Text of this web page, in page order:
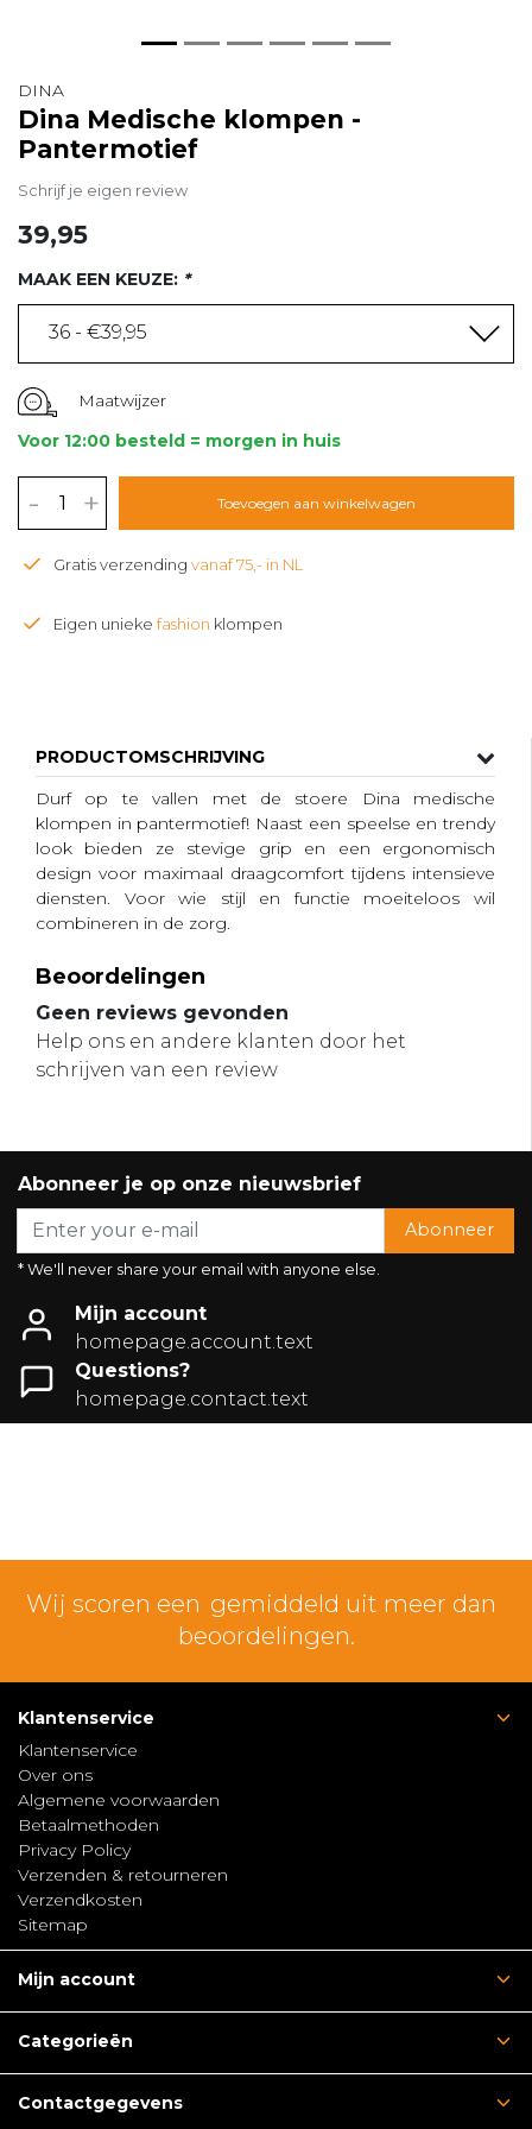
PRODUCTOMSCHRIJVING
Durf op te vallen met de stoere Dina medische
klompen in pantermotief! Naast een speelse en trendy
look bieden ze stevige grip en een ergonomisch
design voor maximaal draagcomfort tijdens intensieve
diensten. Voor wie stijl en functie moeiteloos wil
combineren in de zorg.
Beoordelingen
Geen reviews gevonden
Help ons en andere klanten door het
schrijven van een review
DINA
Dina Medische klompen -
Pantermotief
Schrijf je eigen review
39,95
MAAK EEN KEUZE: *
36 - €39,95
Maatwijzer
Voor 12:00 besteld = morgen in huis
- + Toevoegen aan winkelwagen
Gratis verzending vanaf 75,- in NL
Eigen unieke fashion klompen
Abonneer je op onze nieuwsbrief
Abonneer
* We'll never share your email with anyone else.
Mijn account
homepage.account.text
Questions?
homepage.contact.text
Wij scoren een gemiddeld uit meer dan
beoordelingen.
Klantenservice
Klantenservice
Over ons
Algemene voorwaarden
Betaalmethoden
Privacy Policy
Verzenden & retourneren
Verzendkosten
Sitemap
Mijn account
Categorieën
Contactgegevens